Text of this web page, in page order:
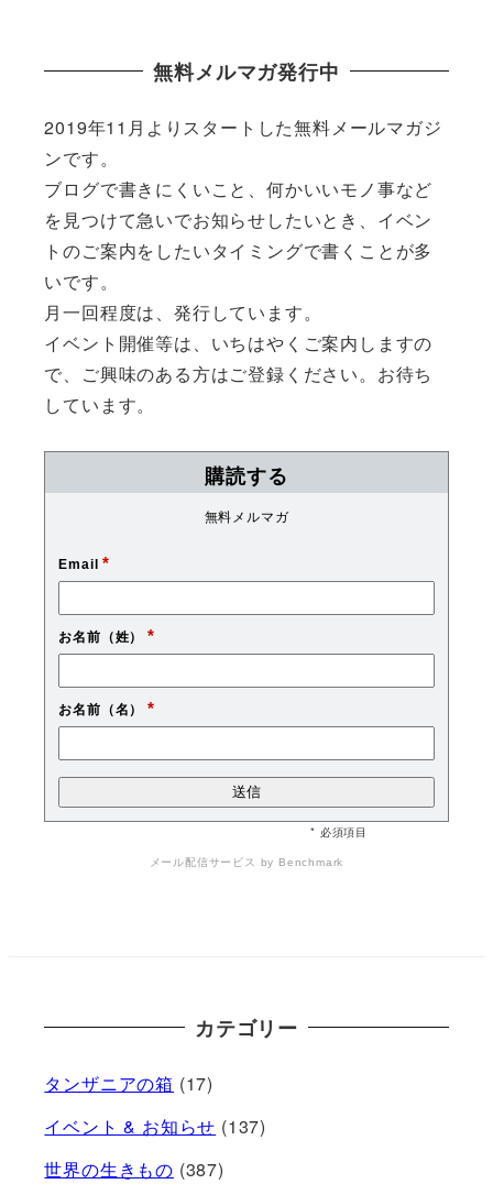
無料メルマガ発行中
2019年11月よりスタートした無料メールマガジ
ンです。
ブログで書きにくいこと、何かいいモノ事など
を見つけて急いでお知らせしたいとき、イベン
トのご案内をしたいタイミングで書くことが多
いです。
月一回程度は、発行しています。
イベント開催等は、いちはやくご案内しますの
で、ご興味のある方はご登録ください。お待ち
しています。
購読する
無料メルマガ
Email*
お名前（姓） *
お名前（名） *
* 必須項目
メール配信サービス by Benchmark
カテゴリー
タンザニアの箱 (17)
イベント & お知らせ (137)
世界の生きもの (387)